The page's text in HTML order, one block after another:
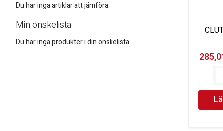
Du har inga artiklar att jämföra.
Min önskelista
Du har inga produkter i din önskelista.